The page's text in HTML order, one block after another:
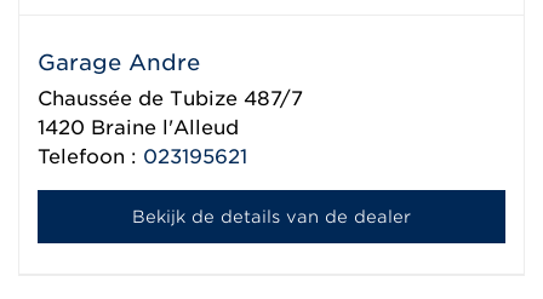
Garage Andre
Chaussée de Tubize 487/7
1420 Braine l'Alleud
Telefoon : 023195621
Bekijk de details van de dealer